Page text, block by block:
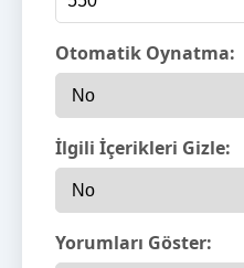
Otomatik Oynatma:
İlgili İçerikleri Gizle:
Yorumları Göster: